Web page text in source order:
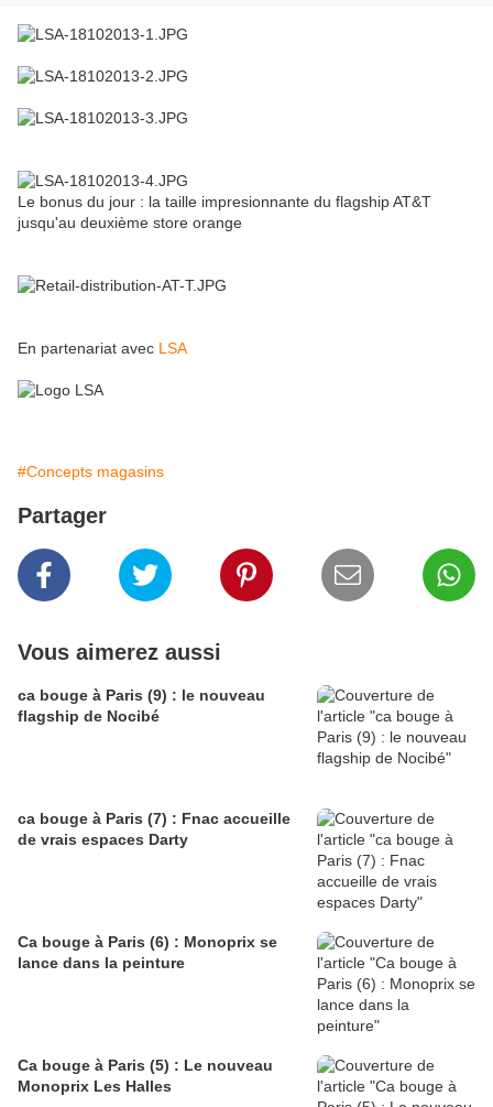
Le bonus du jour : la taille impresionnante du flagship AT&T
jusqu'au deuxième store orange
En partenariat avec LSA
#Concepts magasins
Partager
Vous aimerez aussi
ca bouge à Paris (9) : le nouveau
flagship de Nocibé
ca bouge à Paris (7) : Fnac accueille
de vrais espaces Darty
Ca bouge à Paris (6) : Monoprix se
lance dans la peinture
Ca bouge à Paris (5) : Le nouveau
Monoprix Les Halles